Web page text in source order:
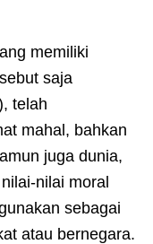
memiliki
saja
telah
mahal, bahkan
juga dunia,
nilai moral
sebagai
atau bernegara.